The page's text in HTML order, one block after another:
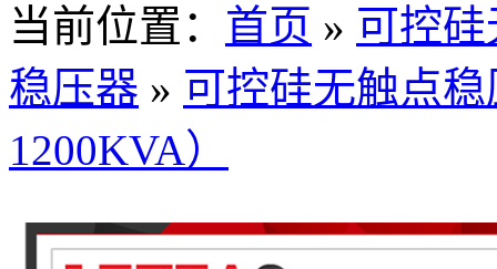
当前位置： 首页 » 可控
稳压器 » 可控硅无触点
1200KVA）